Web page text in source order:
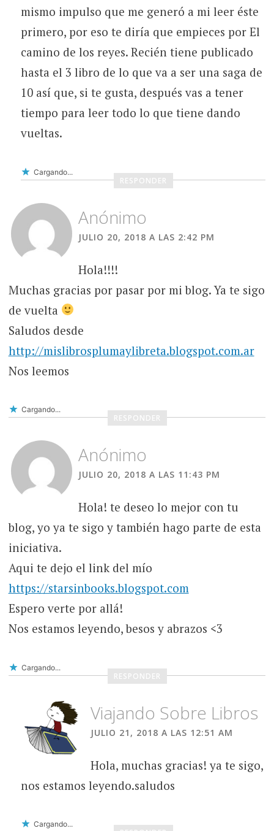
mismo impulso que me generó a mi leer éste
primero, por eso te diría que empieces por El
camino de los reyes. Recién tiene publicado
hasta el 3 libro de lo que va a ser una saga de
10 así que, si te gusta, después vas a tener
tiempo para leer todo lo que tiene dando
vueltas.
Cargando...
RESPONDER
Anónimo
JULIO 20, 2018 A LAS 2:42 PM
Hola!!!!
Muchas gracias por pasar por mi blog. Ya te sigo
de vuelta
Saludos desde
http://mislibrosplumaylibreta.blogspot.com.ar
Nos leemos
Cargando...
RESPONDER
Anónimo
JULIO 20, 2018 A LAS 11:43 PM
Hola! te deseo lo mejor con tu
blog, yo ya te sigo y también hago parte de esta
iniciativa.
Aqui te dejo el link del mío
https://starsinbooks.blogspot.com
Espero verte por allá!
Nos estamos leyendo, besos y abrazos <3
Cargando...
RESPONDER
Viajando Sobre Libros
JULIO 21, 2018 A LAS 12:51 AM
Hola, muchas gracias! ya te sigo,
nos estamos leyendo.saludos
Cargando...